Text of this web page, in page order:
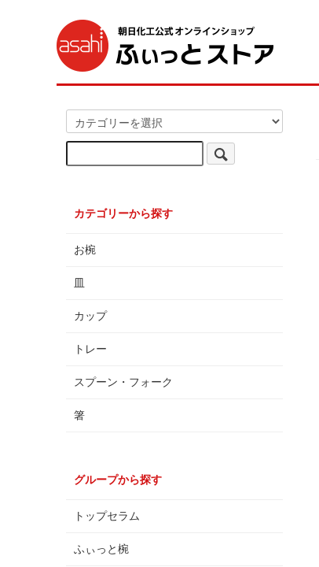
カテゴリーから探す
お椀
皿
カップ
トレー
スプーン・フォーク
箸
グループから探す
トップセラム
ふぃっと椀